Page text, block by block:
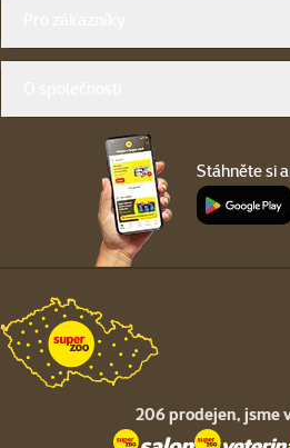
Stáhněte si
206 prodejen, jsme